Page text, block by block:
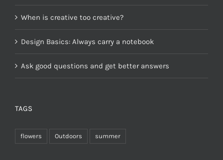
When is creative too creative?
Design Basics: Always carry a notebook
Ask good questions and get better answers
TAGS
flowers Outdoors summer